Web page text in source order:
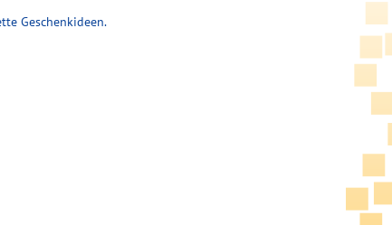
Geschenkideen.